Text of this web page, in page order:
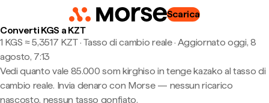
Scarica
Converti KGS a KZT
1 KGS ≈ 5,3517 KZT · Tasso di cambio reale· Aggiornato oggi, 8
agosto, 7:13
Vedi quanto vale 85.000 som kirghiso in tenge kazako al tasso di
cambio reale. Invia denaro con Morse — nessun ricarico
nascosto, nessun tasso gonfiato.